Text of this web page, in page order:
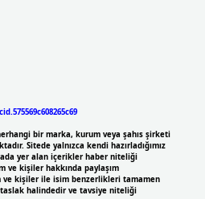
bir marka, kurum veya şahıs şirketi
Sitede yalnızca kendi hazırladığımız
yer alan içerikler haber niteliği
ve kişiler hakkında paylaşım
ve kişiler ile isim benzerlikleri tamamen
halindedir ve tavsiye niteliği